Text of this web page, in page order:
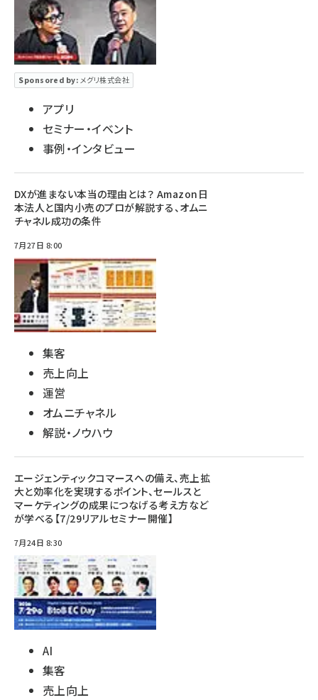
Sponsored by: メグリ株式会社
アプリ
セミナー・イベント
事例・インタビュー
DXが進まない本当の理由とは？ Amazon日
本法人と国内小売のプロが解説する、オムニ
チャネル成功の条件
7月27日 8:00
集客
売上向上
運営
オムニチャネル
解説・ノウハウ
エージェンティックコマースへの備え、売上拡
大と効率化を実現するポイント、セールスと
マーケティングの成果につなげる考え方など
が学べる【7/29リアルセミナー開催】
7月24日 8:30
AI
集客
売上向上